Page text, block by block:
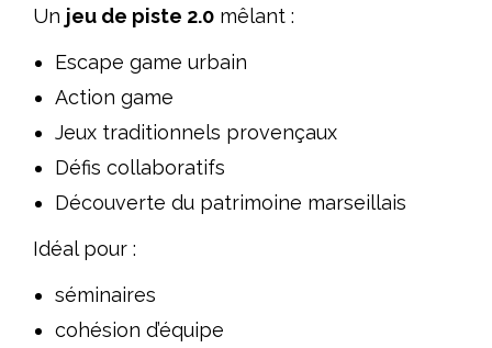
Un jeu de piste 2.0 mêlant :
Escape game urbain
Action game
Jeux traditionnels provençaux
Défis collaboratifs
Découverte du patrimoine marseillais
Idéal pour :
séminaires
cohésion d’équipe